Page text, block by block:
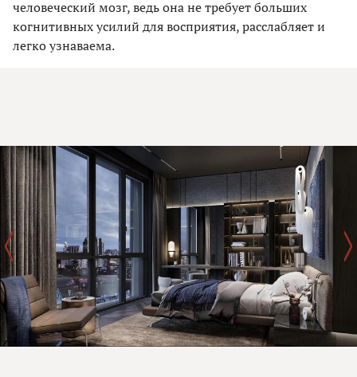
человеческий мозг, ведь она не требует больших
когнитивных усилий для восприятия, расслабляет и
легко узнаваема.